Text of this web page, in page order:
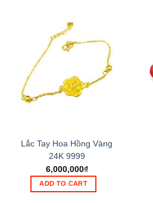
Lắc Tay Hoa Hồng Vàng
24K 9999
6,000,000₫
ADD TO CART